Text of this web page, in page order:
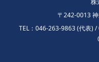
〒242-0013
TEL：046-263-9863 (代表)